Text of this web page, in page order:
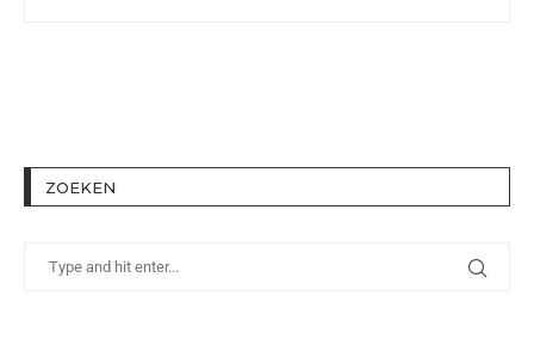
ZOEKEN